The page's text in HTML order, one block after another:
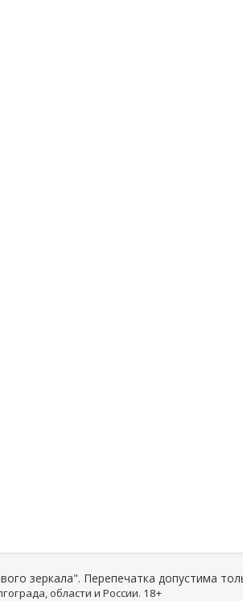
зеркала". Перепечатка допустима
области и России. 18+